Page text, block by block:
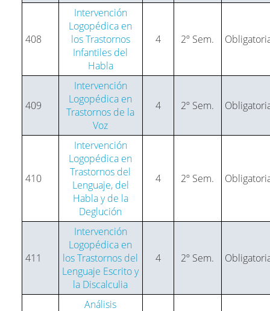
408
Intervención
Logopédica en
los Trastornos
Infantiles del
Habla
4 2º Sem.
409
Intervención
Logopédica en
Trastornos de la
Voz
4 2º Sem.
410
Intervención
Logopédica en
Trastornos del
Lenguaje, del
Habla y de la
Deglución
4 2º Sem.
411
Intervención
Logopédica en
los Trastornos del
Lenguaje Escrito y
la Discalculia
4 2º Sem.
Análisis